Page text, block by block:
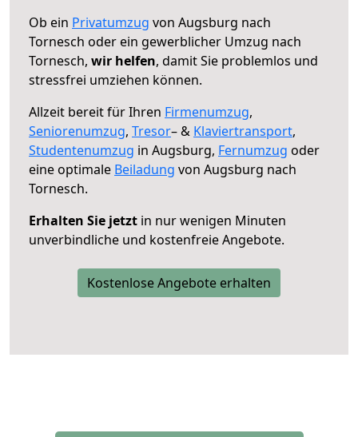
Ob ein Privatumzug von Augsburg nach
Tornesch oder ein gewerblicher Umzug nach
Tornesch, wir helfen, damit Sie problemlos und
stressfrei umziehen können.
Allzeit bereit für Ihren Firmenumzug,
Seniorenumzug, Tresor– & Klaviertransport,
Studentenumzug in Augsburg, Fernumzug oder
eine optimale Beiladung von Augsburg nach
Tornesch.
Erhalten Sie jetzt in nur wenigen Minuten
unverbindliche und kostenfreie Angebote.
Kostenlose Angebote erhalten